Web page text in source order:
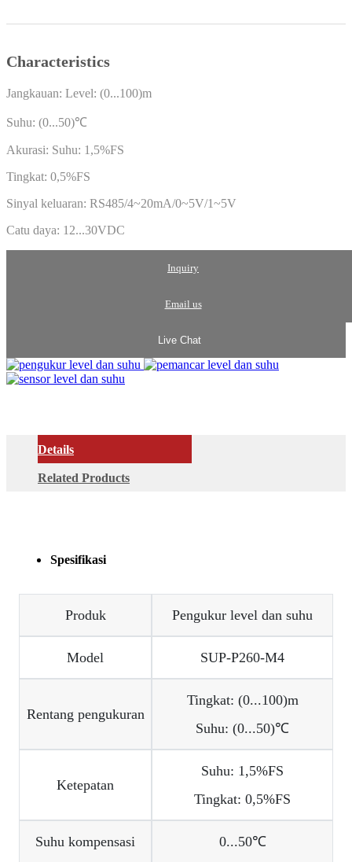
Characteristics
Jangkauan: Level: (0...100)m
Suhu: (0...50)℃
Akurasi: Suhu: 1,5%FS
Tingkat: 0,5%FS
Sinyal keluaran: RS485/4~20mA/0~5V/1~5V
Catu daya: 12...30VDC
Inquiry
Email us
Live Chat
Details
Related Products
Spesifikasi
Produk Pengukur level dan suhu
Model SUP-P260-M4
Rentang pengukuran
Tingkat: (0...100)m
Suhu: (0...50)℃
Ketepatan
Suhu: 1,5%FS
Tingkat: 0,5%FS
Suhu kompensasi 0...50℃